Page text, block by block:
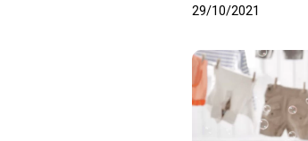
29/10/2021